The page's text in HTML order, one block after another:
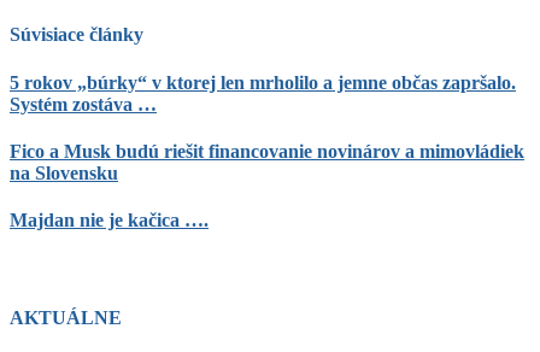
Súvisiace články
5 rokov „búrky“ v ktorej len mrholilo a jemne občas zapršalo.
Systém zostáva …
Fico a Musk budú riešit financovanie novinárov a mimovládiek
na Slovensku
Majdan nie je kačica ….
AKTUÁLNE